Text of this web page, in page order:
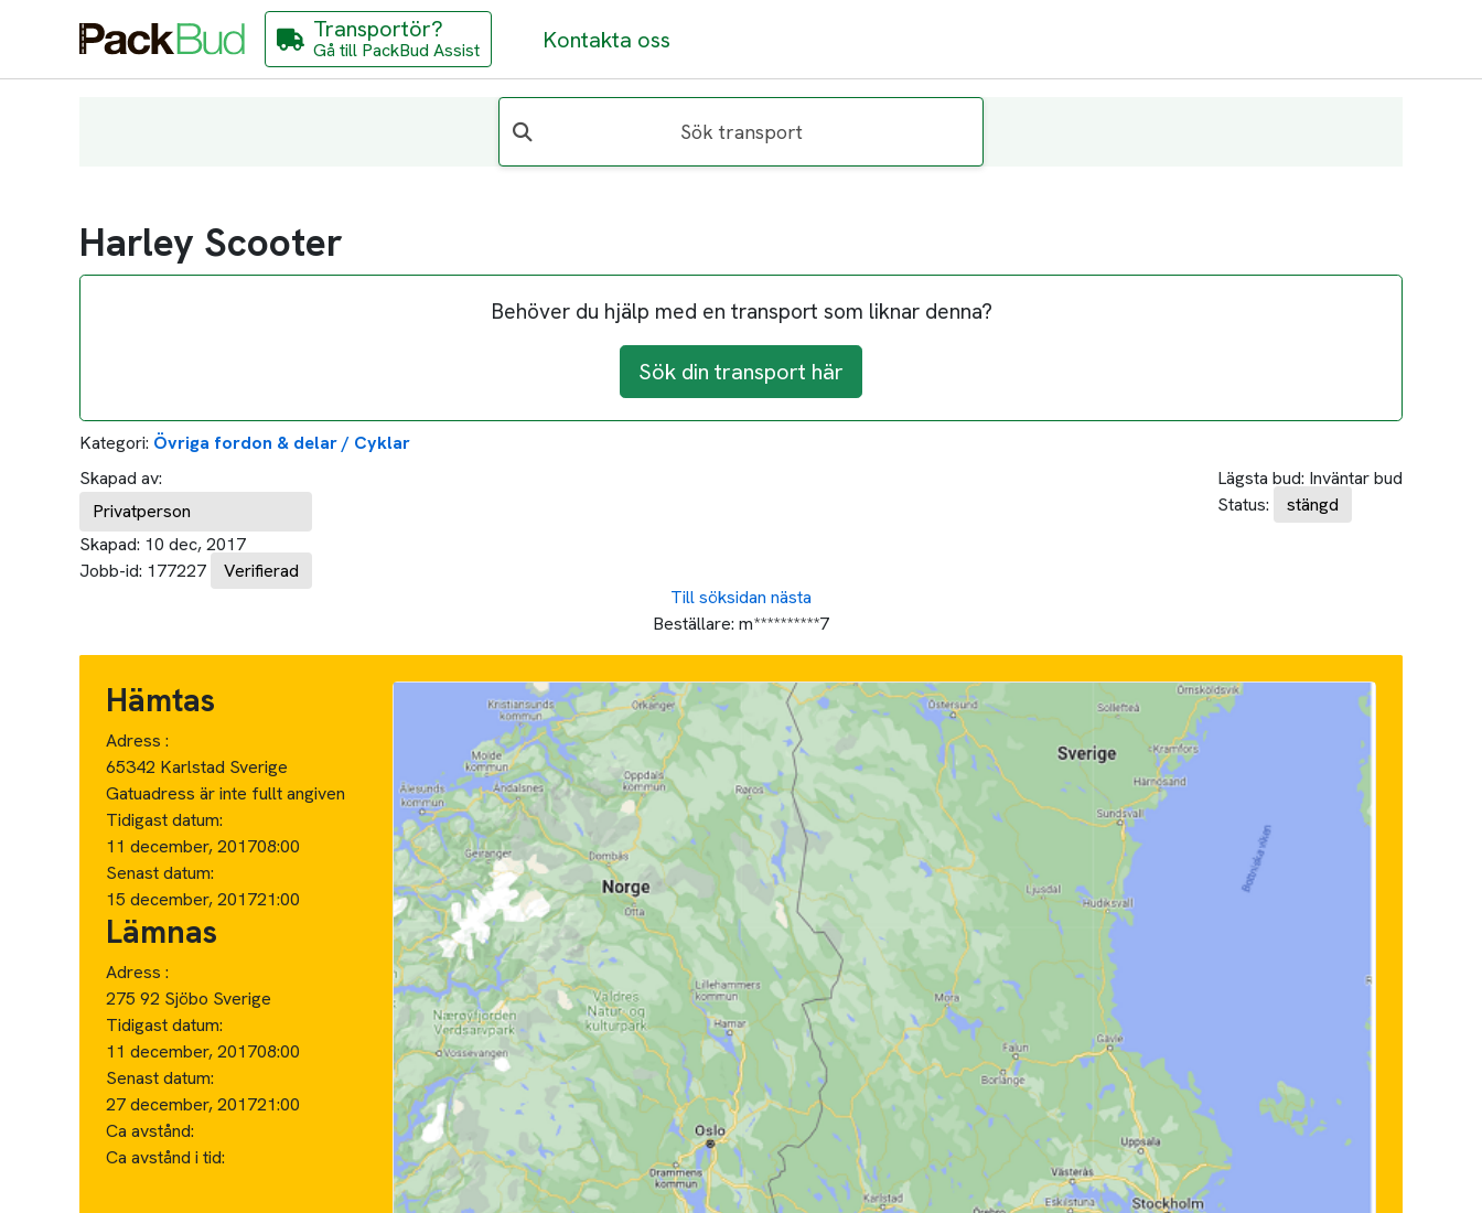
Transportör?
Gå till PackBud Assist Kontakta oss
Sök transport
Harley Scooter
Behöver du hjälp med en transport som liknar denna?
Sök din transport här
Kategori: Övriga fordon & delar / Cyklar
Skapad av:
Privatperson
Skapad: 10 dec, 2017
Jobb-id: 177227 Verifierad
Lägsta bud: Inväntar bud
Status:
stängd
Till söksidan nästa
Beställare: m**********7
Hämtas
Adress :
65342 Karlstad Sverige
Gatuadress är inte fullt angiven
Tidigast datum:
11 december, 201708:00
Senast datum:
15 december, 201721:00
Lämnas
Adress :
275 92 Sjöbo Sverige
Tidigast datum:
11 december, 201708:00
Senast datum:
27 december, 201721:00
Ca avstånd:
Ca avstånd i tid: